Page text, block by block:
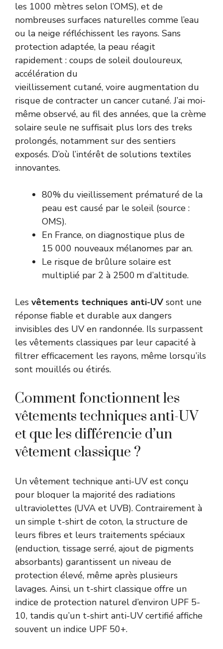
les 1000 mètres selon l’OMS), et de
nombreuses surfaces naturelles comme l’eau
ou la neige réfléchissent les rayons. Sans
protection adaptée, la peau réagit
rapidement : coups de soleil douloureux,
accélération du
vieillissement cutané, voire augmentation du
risque de contracter un cancer cutané. J’ai moi-
même observé, au fil des années, que la crème
solaire seule ne suffisait plus lors des treks
prolongés, notamment sur des sentiers
exposés. D’où l’intérêt de solutions textiles
innovantes.
80% du vieillissement prématuré de la
peau est causé par le soleil (source :
OMS).
En France, on diagnostique plus de
15 000 nouveaux mélanomes par an.
Le risque de brûlure solaire est
multiplié par 2 à 2500 m d’altitude.
Les vêtements techniques anti-UV sont une
réponse fiable et durable aux dangers
invisibles des UV en randonnée. Ils surpassent
les vêtements classiques par leur capacité à
filtrer efficacement les rayons, même lorsqu’ils
sont mouillés ou étirés.
Comment fonctionnent les
vêtements techniques anti-UV
et que les différencie d’un
vêtement classique ?
Un vêtement technique anti-UV est conçu
pour bloquer la majorité des radiations
ultraviolettes (UVA et UVB). Contrairement à
un simple t-shirt de coton, la structure de
leurs fibres et leurs traitements spéciaux
(enduction, tissage serré, ajout de pigments
absorbants) garantissent un niveau de
protection élevé, même après plusieurs
lavages. Ainsi, un t-shirt classique offre un
indice de protection naturel d’environ UPF 5-
10, tandis qu’un t-shirt anti-UV certifié affiche
souvent un indice UPF 50+.